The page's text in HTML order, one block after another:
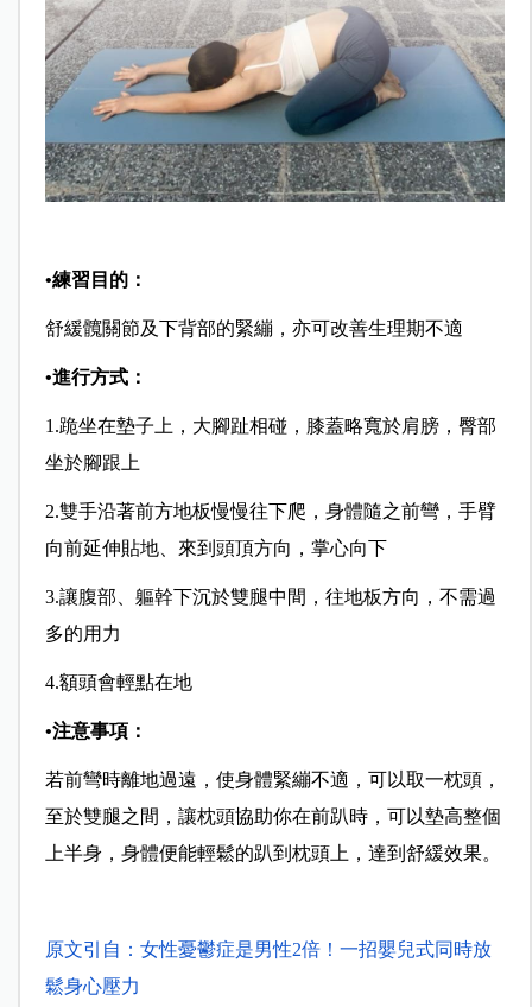
•練習目的：
舒緩髖關節及下背部的緊繃，亦可改善生理期不適
•進行方式：
1.跪坐在墊子上，大腳趾相碰，膝蓋略寬於肩膀，臀部
坐於腳跟上
2.雙手沿著前方地板慢慢往下爬，身體隨之前彎，手臂
向前延伸貼地、來到頭頂方向，掌心向下
3.讓腹部、軀幹下沉於雙腿中間，往地板方向，不需過
多的用力
4.額頭會輕點在地
•注意事項：
若前彎時離地過遠，使身體緊繃不適，可以取一枕頭，
至於雙腿之間，讓枕頭協助你在前趴時，可以墊高整個
上半身，身體便能輕鬆的趴到枕頭上，達到舒緩效果。
原文引自：女性憂鬱症是男性2倍！一招嬰兒式同時放
鬆身心壓力